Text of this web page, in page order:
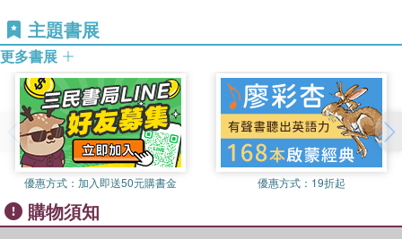
processing, moving from most general (situational factors)
to least general (word and translation pair characteristics).
readings for each section will also be provided.
主題書展
更多書展
優惠方式： 加入即送50元購書金 優惠方式： 19折起
購物須知